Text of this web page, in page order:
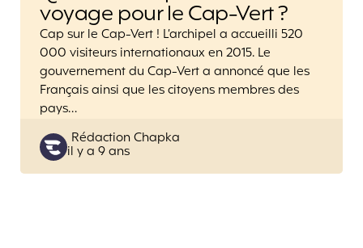
voyage pour le Cap-Vert ?
Cap sur le Cap-Vert ! L’archipel a accueilli 520
000 visiteurs internationaux en 2015. Le
gouvernement du Cap-Vert a annoncé que les
Français ainsi que les citoyens membres des
pays…
Posted
by
Rédaction Chapka
il y a 9 ans